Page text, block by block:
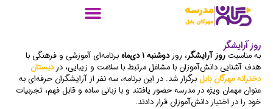
روز آرایشگر
به مناسبت روز آرایشگر، روزدوشنبه ۱ دی‌ماه
برنامه‌ای آموزشی و فرهنگی با
هدف آشنایی دانش‌آموزان با مشاغل مرتبط با سلامت و زیبایی، دردبستان
دخترانه مهرگان بابلبرگزار شد. در این برنامه، سه نفر از آرایشگران حرفه‌ای به
عنوان مهمان ویژه در مدرسه حضور یافتند و با زبانی ساده و قابل فهم، تجربیات
خود را در اختیار دانش‌آموزان قرار دادند.